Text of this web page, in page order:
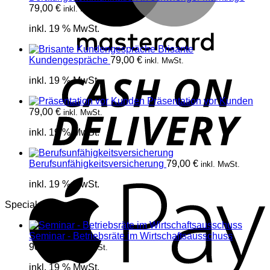
79,00 € inkl. MwSt.
inkl. 19 % MwSt.
Brisante
Kundengespräche 79,00 € inkl. MwSt.
inkl. 19 % MwSt.
Präsentation vor Kunden
79,00 € inkl. MwSt.
inkl. 19 % MwSt.
Berufsunfähigkeitsversicherung 79,00 € inkl. MwSt.
inkl. 19 % MwSt.
Specials
Seminar - Betriebsräte im Wirtschaftsausschuss
980,00
inkl. MwSt.
inkl. 19 % MwSt.